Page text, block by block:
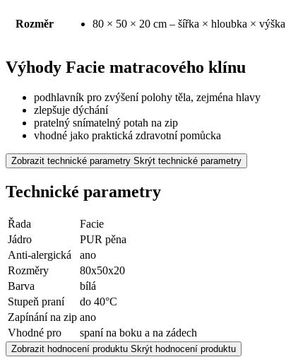
Rozměr 80 × 50 × 20 cm – šířka × hloubka × výška
Výhody Facie matracového klínu
podhlavník pro zvýšení polohy těla, zejména hlavy
zlepšuje dýchání
pratelný snímatelný potah na zip
vhodné jako praktická zdravotní pomůcka
Zobrazit technické parametry Skrýt technické parametry
Technické parametry
Řada
Facie
Jádro
PUR pěna
Anti-alergická
ano
Rozměry
80x50x20
Barva
bílá
Stupeň praní
do 40°C
Zapínání na zip ano
Vhodné pro
spaní na boku a na zádech
Zobrazit hodnocení produktu Skrýt hodnocení produktu